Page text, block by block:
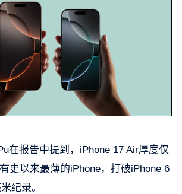
在报告中提到，iPhone 17 Air厚度仅
史以来最薄的iPhone，打破iPhone 6
纪录。